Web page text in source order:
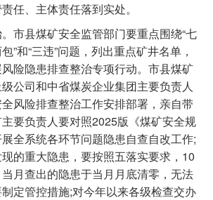
任、主体责任落到实处。
市县煤矿安全监管部门要重点围绕“七
”和“三违”问题，列出重点矿井名单，
险隐患排查整治专项行动。市县煤矿
公司和中省煤炭企业集团主要负责人
风险排查整治工作安排部署，亲自带
要负责人要对照2025版《煤矿安全规
全系统各环节问题隐患自查自改工作;
的重大隐患，要按照五落实要求，10
月查出的隐患于当月月底清零，无法
定管控措施;对今年以来各级检查交办